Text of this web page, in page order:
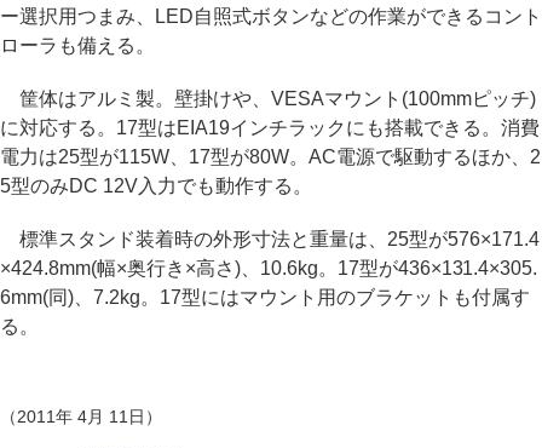
ー選択用つまみ、LED自照式ボタンなどの作業ができるコント
ローラも備える。
筐体はアルミ製。壁掛けや、VESAマウント(100mmピッチ)
に対応する。17型はEIA19インチラックにも搭載できる。消費
電力は25型が115W、17型が80W。AC電源で駆動するほか、2
5型のみDC 12V入力でも動作する。
標準スタンド装着時の外形寸法と重量は、25型が576×171.4
×424.8mm(幅×奥行き×高さ)、10.6kg。17型が436×131.4×305.
6mm(同)、7.2kg。17型にはマウント用のブラケットも付属す
る。
（2011年 4月 11日）